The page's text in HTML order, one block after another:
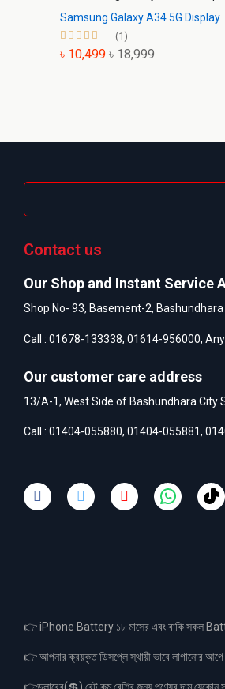
Samsung Galaxy A34 5G Display
(1)
৳ 10,499 ৳ 18,999
Contact us
Our Shop and Instant Service
Shop No- 93, Basement-2,
Call : 01678-133338, 01614-956000,
Our customer care address
13/A-1, West Side of Bashundhara City
Call : 01404-055880, 01404-055881,
👉 iPhone Battery ১৮ মাসের এবং বাকি সকল
👉 আপনার ক্রয়কৃত ডিসপ্লে স্থায়ী ভাবে লাগানোর আগে
👉ডলারের(💲) রেট কম বেশির জন্য পণ্যের দাম যেকোন